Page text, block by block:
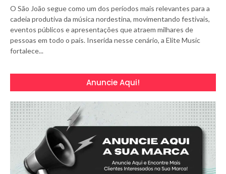
O São João segue como um dos períodos mais relevantes para a
cadeia produtiva da música nordestina, movimentando festivais,
eventos públicos e apresentações que atraem milhares de
pessoas em todo o país. Inserida nesse cenário, a Elite Music
fortalece...
Anuncie Aqui!